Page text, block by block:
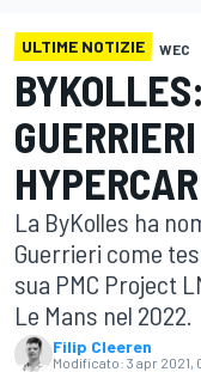
ULTIME NOTIZIE WEC
HYPERCAR
La ByKolles ha
Guerrieri come
sua PMC Project
Le Mans nel 2022.
Filip Cleeren
Modificato: 3 apr 2021,